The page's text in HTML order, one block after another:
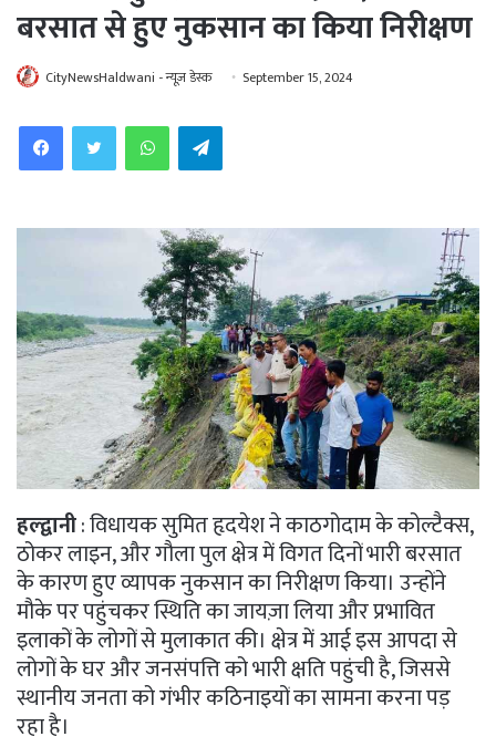
बरसात से हुए नुकसान का किया निरीक्षण
CityNewsHaldwani - न्यूज़ डेस्क September 15, 2024
WhatsAppTelegram
हल्द्वानी: विधायक सुमित हृदयेश ने काठगोदाम के कोल्टैक्स,
ठोकर लाइन, और गौला पुल क्षेत्र में विगत दिनों भारी बरसात
के कारण हुए व्यापक नुकसान का निरीक्षण किया। उन्होंने
मौके पर पहुंचकर स्थिति का जायज़ा लिया और प्रभावित
इलाकों के लोगों से मुलाकात की। क्षेत्र में आई इस आपदा से
लोगों के घर और जनसंपत्ति को भारी क्षति पहुंची है, जिससे
स्थानीय जनता को गंभीर कठिनाइयों का सामना करना पड़
रहा है।